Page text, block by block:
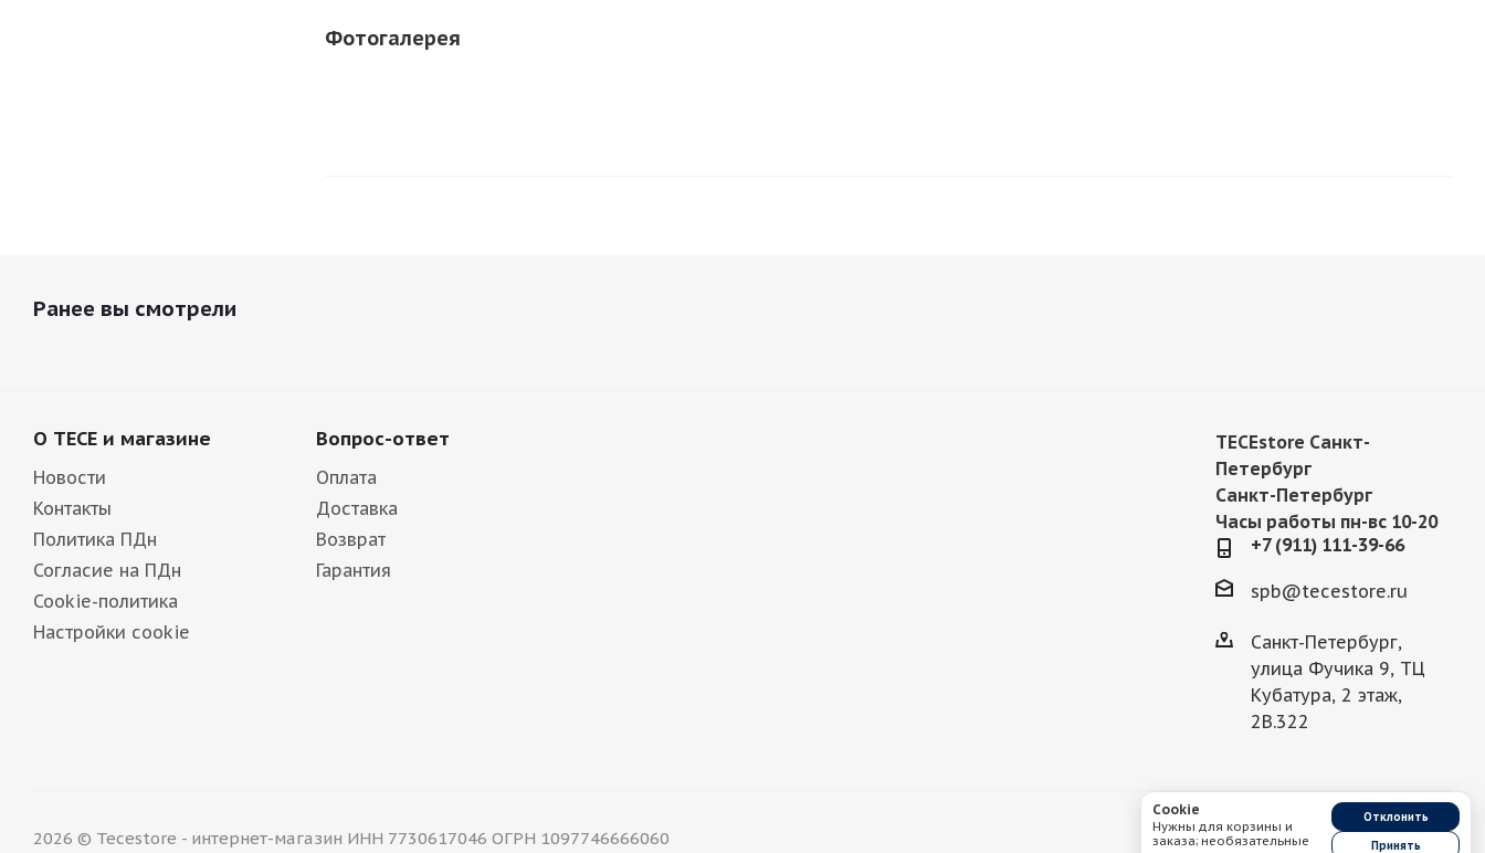
Фотогалерея
Ранее вы смотрели
О TECE и магазине
Новости
Контакты
Политика ПДн
Согласие на ПДн
Cookie-политика
Настройки cookie
Вопрос-ответ
Оплата
Доставка
Возврат
Гарантия
TECEstore Санкт-
Петербург
Санкт-Петербург
Часы работы пн-вс 10-20
+7 (911) 111-39-66
spb@tecestore.ru
Санкт-Петербург,
улица Фучика 9, ТЦ
Кубатура, 2 этаж,
2В.322
2026 © Tecestore - интернет-магазин ИНН 7730617046 ОГРН 1097746666060
Cookie
Нужны для корзины и
заказа; необязательные
Отклонить
Принять